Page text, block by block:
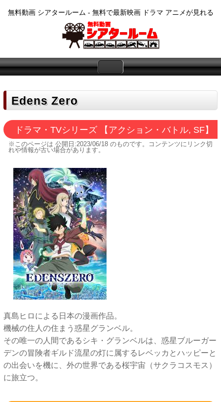
無料動画 シアタールーム - 無料で最新映画 ドラマ アニメが見れる
Edens Zero
ドラマ・TVシリーズ 【アクション・バトル, SF】
※このページは 公開日:2023/06/18のものです。コンテンツにリンク切
れや情報が古い場合があります。
真島ヒロによる日本の漫画作品。
機械の住人の住まう惑星グランベル。
その唯一の人間であるシキ・グランベルは、惑星ブルーガー
デンの冒険者ギルド流星の灯に属するレベッカとハッピーと
の出会いを機に、外の世界である桜宇宙（サクラコスモス）
に旅立つ。